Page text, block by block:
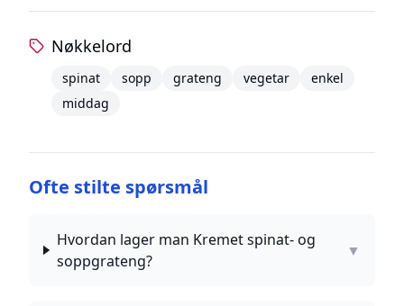
Nøkkelord
spinat sopp grateng vegetar
enkel
middag
Ofte stilte spørsmål
Hvordan lager man Kremet spinat- og
soppgrateng?
▼